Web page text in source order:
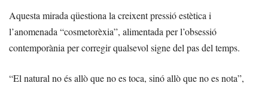
Aquesta mirada qüestiona la creixent pressió estètica i
l’anomenada “cosmetorèxia”, alimentada per l’obsessió
contemporània per corregir qualsevol signe del pas del temps.
“El natural no és allò que no es toca, sinó allò que no es nota”,